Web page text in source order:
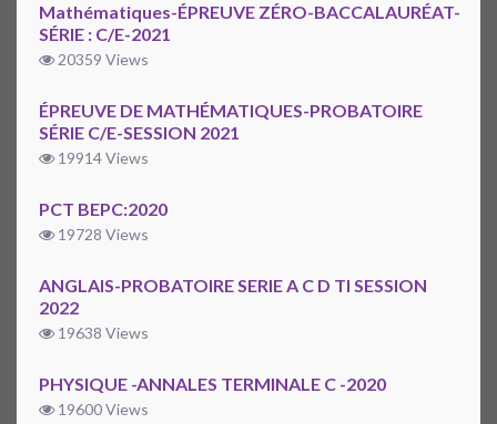
Mathématiques-ÉPREUVE ZÉRO-BACCALAURÉAT-
SÉRIE : C/E-2021
20359 Views
ÉPREUVE DE MATHÉMATIQUES-PROBATOIRE
SÉRIE C/E-SESSION 2021
19914 Views
PCT BEPC:2020
19728 Views
ANGLAIS-PROBATOIRE SERIE A C D TI SESSION
2022
19638 Views
PHYSIQUE -ANNALES TERMINALE C -2020
19600 Views